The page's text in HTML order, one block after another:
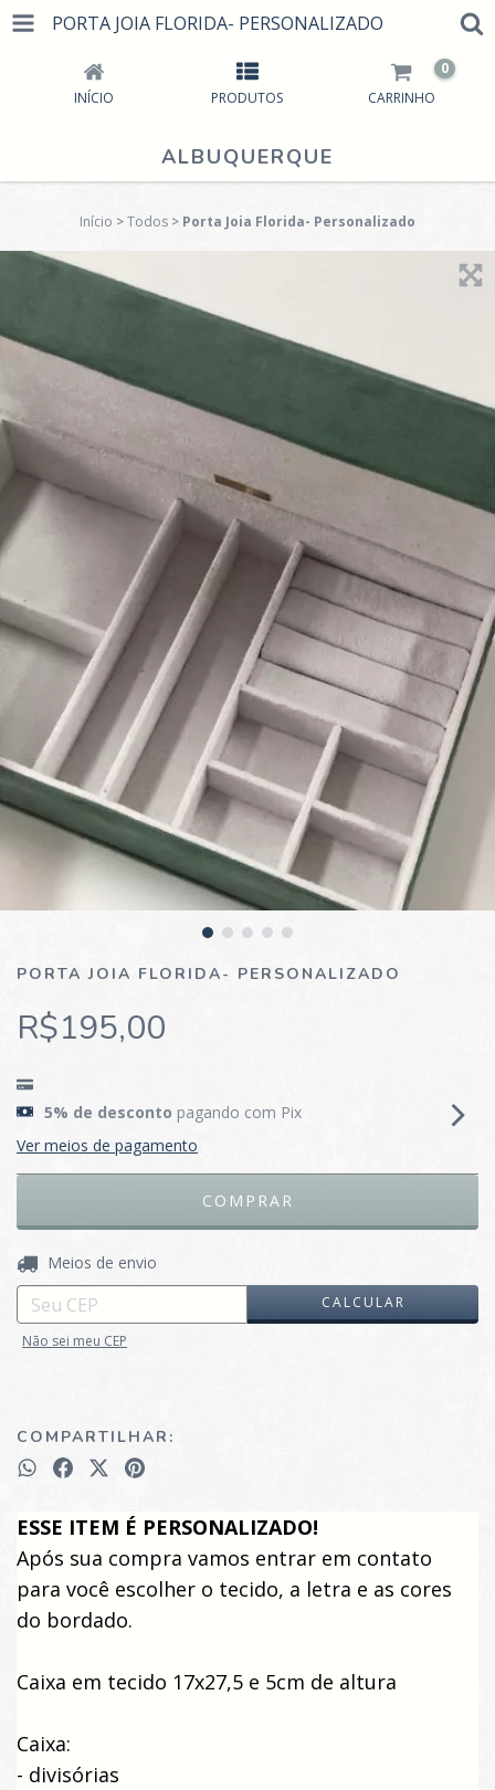
PORTA JOIA FLORIDA- PERSONALIZADO
INÍCIO PRODUTOS CARRINHO
0
ALBUQUERQUE
Início >Todos > Porta Joia Florida- Personalizado
PORTA JOIA FLORIDA- PERSONALIZADO
R$195,00
5% de desconto pagando com Pix
Ver meios de pagamento
Entregas para o CEP:
Meios de envio
CALCULAR
Não sei meu CEP
COMPARTILHAR:
ESSE ITEM É PERSONALIZADO!
Após sua compra vamos entrar em contato
para você escolher o tecido, a letra e as cores
do bordado.
Caixa em tecido 17x27,5 e 5cm de altura
Caixa:
- divisórias